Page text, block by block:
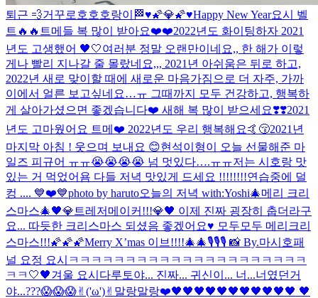
퇴근 💨거꾸로호호호랑이 🏁♥️🌠💎🌠♥️Happy New Year요시 벨
트🔥🔥 트메들 복 많이 받아요❤️❤️2022년도 화이팅하자 2021
년도 고생했어 🖤🤍여러분 정말 오랜만이네요,, 한 해가 이렇
게나 빨리 지나갈 줄 몰랐네요,,, 2021년 아쉬움은 뒤로 하고,
2022년 새로 맞이할 때에 새로운 마음가짐으로 더 자주, 가까
이에서 얼른 보고싶네요…ㅠ 그때까지 모두 건강하고, 행복하
게 살아가셨으면 좋겠습니다❤️ 새해 복 많이 받으세요❣️❣️2021
년도 고마웠어요 트메❤️ 2022년도 우리 행복해요🤙😚2021년
마지막 아침 ! 웃으며 보내요 😊현석이형이 오늘 선물해준 마
일즈 피규어 ㅠㅠ😭😭😭😭 넘 멋있다….ㅠㅠ저는 시호랑 맛
있는 거 먹었어욤 다들 저녁 맛있게 드세요 !!!!!!!!연습중에 덜
컹 .... 💙❤️💙photo by haruto오늘의 저녁 with:Yoshi🎄메리 크리
스마스🎄🖤💎트레저메이커!!!💎🖤 이제 진짜 굉장히 춥더라구
요... 따듯한 크리스마스 되셨음 좋겠어요♥️ 모두모두 메리크리
스마스!!!🌠🌠🌠Merry X’mas 이브!!!!🎄🎄🎙🎙🎙 📸 By.마시호패
널 요정 요시 ㅋㅋㅋㅋㅋㅋㅋㅋㅋㅋㅋㅋㅋㅋㅋㅋㅋㅋㅋㅋㅋ
ㅋㅋ 🤍🖤겨울 요시다루토야... 진짜... 귀신이... 너...너였던거
야...???😱😱😱✌︎('ω')✌︎ 말랑말랑❤️🖤🖤🖤🖤🖤🖤🖤🖤🖤🖤🖤 🖤